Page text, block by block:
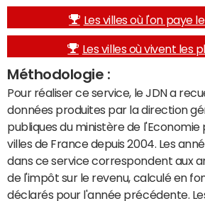
Les villes où l'on paye
Les villes où vivent les
Méthodologie :
Pour réaliser ce service, le JDN a
données produites par la direction
publiques du ministère de
villes de France depuis 2004. Les
dans ce service correspondent aux
de l'impôt sur le revenu, calculé en
déclarés pour l'année précédente.